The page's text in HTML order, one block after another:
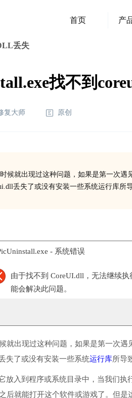
首页 产
丢失
找不到
复大师 原创
候就出现过这种问题，如果是第一次遇
丢失了或没有安装一些系统运行库所导
- 系统错误
由于找不到 CoreUI.dll，无法继续
能会解决此问题。
就出现过这种问题，如果是第一次
失了或没有安装一些系统运行库所导
放入到程序或系统目录中，当我们
后就能打开这个软件或游戏了。但